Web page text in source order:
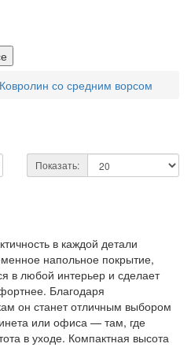
Ковролин со средним ворсом
Показать:
в каждой детали
напольное покрытие,
в любой интерьер и сделает
Благодаря
он станет отличным выбором
или офиса — там, где
в уходе. Компактная высота